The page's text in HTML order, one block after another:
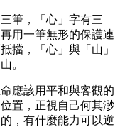
筆，「心」字有三
用一筆無形的保護連
擋，「心」與「山」
。
應該用平和與客觀的
置，正視自己何其渺
，有什麼能力可以逆